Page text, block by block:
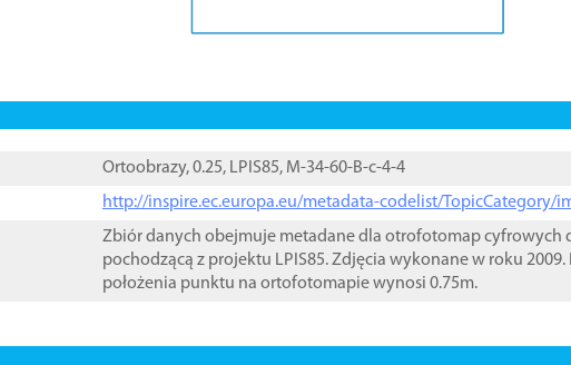
Ortoobrazy, 0.25, LPIS85, M-34-60-B-c-4-4
http://inspire.ec.europa.eu/metadata-codelist/TopicCategory/
Zbiór danych obejmuje metadane dla otrofotomap cyfrowych
pochodzącą z projektu LPIS85. Zdjęcia wykonane w roku 2009.
położenia punktu na ortofotomapie wynosi 0.75m.